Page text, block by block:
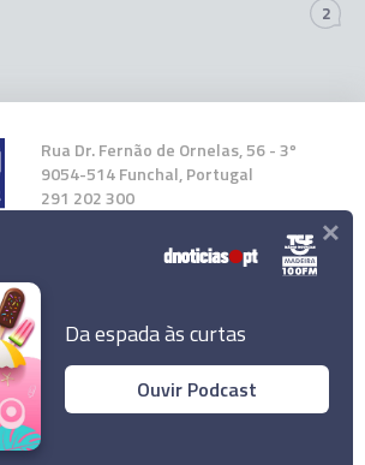
2
Rua Dr. Fernão de Ornelas, 56 - 3º
9054-514 Funchal, Portugal
291 202 300
Instale a nossa App
Diário de Notícias, Lda.
os direitos reservados.
Da espada às curtas
Ouvir Podcast
×